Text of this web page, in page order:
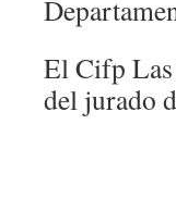
El Cifp Las
del jurado